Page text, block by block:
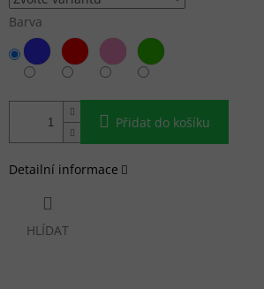
Barva
Přidat do košíku
Detailní informace
HLÍDAT